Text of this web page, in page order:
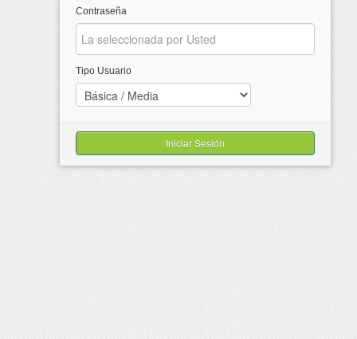
Contraseña
Tipo Usuario
Iniciar Sesión